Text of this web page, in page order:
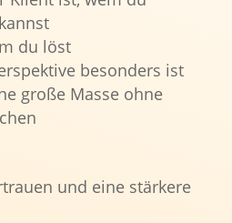
du löst
besonders ist
große Masse ohne
und eine stärkere